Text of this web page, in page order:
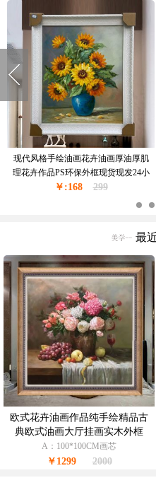
现货现发纯手绘花绘油画卧室挂画厚
油厚肌理油画实木外框24小时之内发
货
￥:228 350
最
欧式花卉油画作品纯手绘精品古
典欧式油画大厅挂画实木外框
A：100*100CM画芯
￥1299 2000